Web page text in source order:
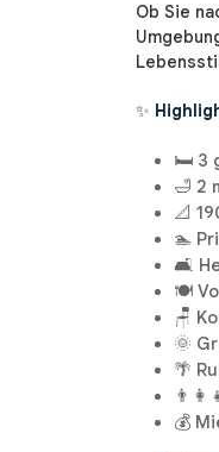
Ob Sie
✨
🛏️ 3
🛁 2
📐
🏊
🛋️
🍽️
🪑
🌞
🌴
💰